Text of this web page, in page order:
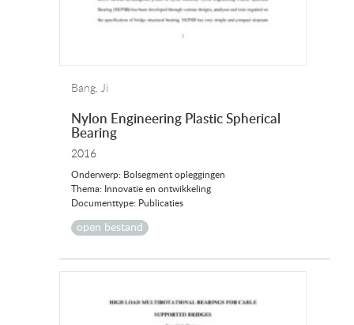
Bang, Ji
Nylon Engineering Plastic Spherical
Bearing
2016
Onderwerp: Bolsegment opleggingen
Thema: Innovatie en ontwikkeling
Documenttype: Publicaties
open bestand